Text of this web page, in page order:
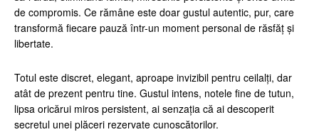
de compromis. Ce rămâne este doar gustul autentic, pur, care
transformă fiecare pauză într-un moment personal de răsfăț și
libertate.
Totul este discret, elegant, aproape invizibil pentru ceilalți, dar
atât de prezent pentru tine. Gustul intens, notele fine de tutun,
lipsa oricărui miros persistent, ai senzația că ai descoperit
secretul unei plăceri rezervate cunoscătorilor.